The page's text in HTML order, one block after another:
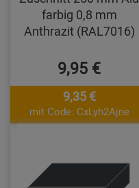
farbig 0,8 mm
Anthrazit (RAL7016)
9,95 €
9,35 €
mit Code: CxLyh2Ajne